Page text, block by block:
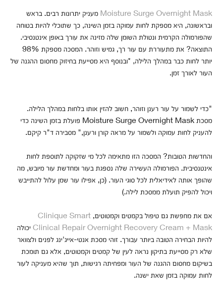
Moisture Surge Overnight Mask מעניק יתרונות רבים. בראש
ובראשונה, היא מספקת לחות עמוקה בזמן השינה, כך שתוכלי להיות בטוחה
שהפורמולה הקרמית ונטולת השומן שלה מזינה את עורך באופן אינטנסיבי.
התוצאה? את מתעוררת עם עור רך, גמיש וזוהר. המסכה מספקת 98%
יותר לחות כבר במהלך הלילה, *ובנוסף היא מסייעת בחיזוק מחסום ההגנה של
העור לאורך זמן.
"כדי לשמור על עור רענן וזוהר, חשוב להזין אותו בלחות במהלך הלילה.
מסכת Moisture Surge Overnight Mask פועלת בזמן השינה כדי
להעניק לחות עמוקה ולשמור על מראה קורן ורענן," מסבירה ד"ר קיקם.
והחדשות הטובות? המסכה הזו מתאימה לכל מי שזקוקה לתוספת לחות
אינטנסיבית. הפורמולה העשירה שלה נספגת בעור ומחדשת עור מיובש, מה
שהופך אותה לאידיאלית לכל סוגי העור. (כן, אפילו עור שמן עלול להתייבש
ויכול להפיק תועלת ממסכת לילה.)
אם את מחפשת גם טיפול בקמטים וקמטוטים, Clinique Smart
Clinical Repair Overnight Recovery Cream + Mask יכולה
להיות הבחירה הטובה ביותר עבורך. זוהי מסכת אנטי-אייג'ינג לפנים ולצוואר
שלא רק מסייעת בתיקון נראה לעין של קמטים וקמטוטים, אלא גם תומכת
בשיקום מחסום ההגנה של העור ומפחיתה רגישות, תוך שהיא מעניקה לעור
לחות עמוקה בזמן שאת ישנה.